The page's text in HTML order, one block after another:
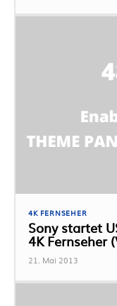
4K FERNSEHER
Sony startet
4K Fernseher
21. Mai 2013